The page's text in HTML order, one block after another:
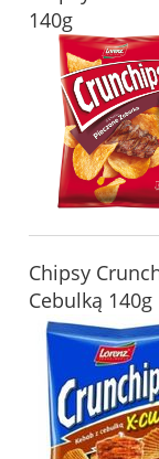
140g
Chipsy
Cebulką 140g